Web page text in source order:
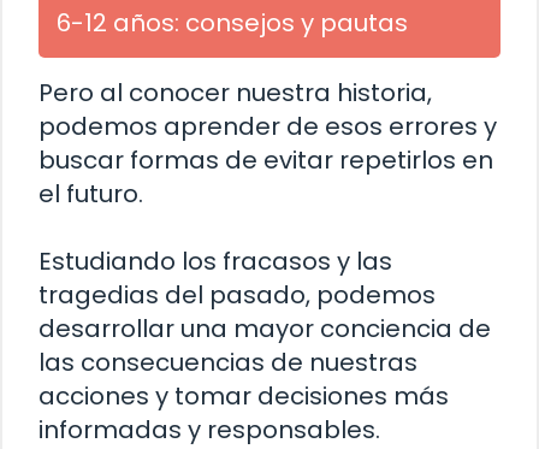
6-12 años: consejos y pautas
Pero al conocer nuestra historia,
podemos aprender de esos errores y
buscar formas de evitar repetirlos en
el futuro.
Estudiando los fracasos y las
tragedias del pasado, podemos
desarrollar una mayor conciencia de
las consecuencias de nuestras
acciones y tomar decisiones más
informadas y responsables.